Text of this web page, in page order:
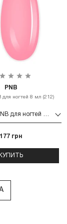
PNB
для ногтей 8 мл (212)
Гель-лак PNB для ногтей 8 мл (212)
177 грн
КУПИТЬ